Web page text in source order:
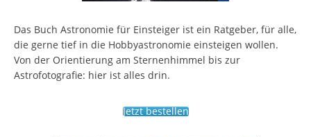
Das Buch Astronomie für Einsteiger ist ein Ratgeber, für alle,
die gerne tief in die Hobbyastronomie einsteigen wollen.
Von der Orientierung am Sternenhimmel bis zur
Astrofotografie: hier ist alles drin.
Jetzt bestellen